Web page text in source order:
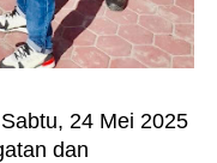
24 Mei 2025
dan